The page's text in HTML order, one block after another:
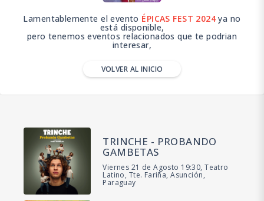
Lamentablemente el evento ÉPICAS FEST 2024 ya no
está disponible,
pero tenemos eventos relacionados que te podrian
interesar,
VOLVER AL INICIO
TRINCHE - PROBANDO
GAMBETAS
Viernes 21 de Agosto 19:30, Teatro
Latino, Tte. Fariña, Asunción,
Paraguay